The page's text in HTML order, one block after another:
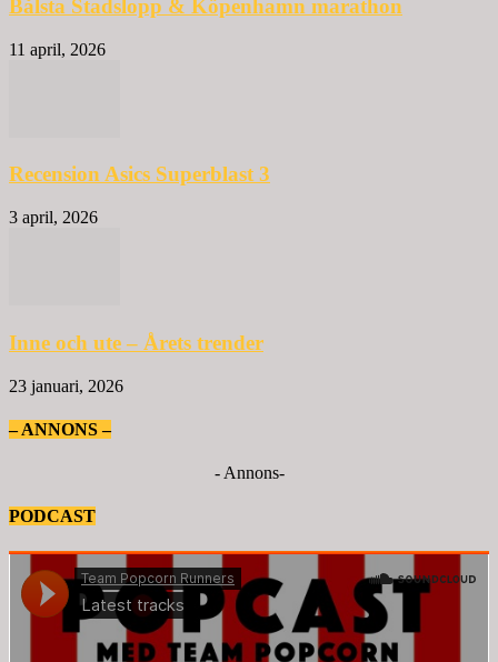
Bålsta Stadslopp & Köpenhamn marathon
11 april, 2026
Recension Asics Superblast 3
3 april, 2026
Inne och ute – Årets trender
23 januari, 2026
– ANNONS –
- Annons-
PODCAST